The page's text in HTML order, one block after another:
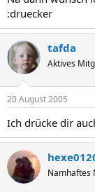
:druecker
tafda
Aktives
20 August 2005
Ich drücke dir
Namhaftes